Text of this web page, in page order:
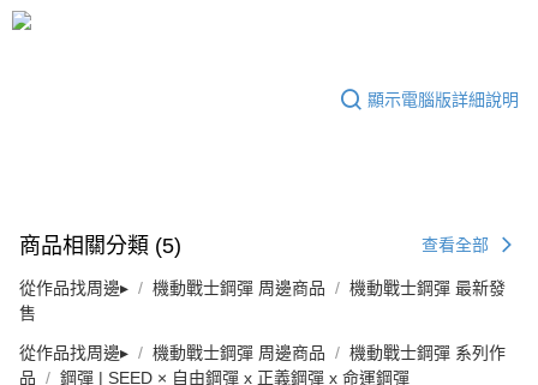
顯示電腦版詳細說明
商品相關分類 (5) 查看全部
從作品找周邊▸ 機動戰士鋼彈 周邊商品
機動戰士鋼彈 最新發
售
從作品找周邊▸ 機動戰士鋼彈 周邊商品
機動戰士鋼彈 系列作
品
鋼彈 | SEED × 自由鋼彈 x 正義鋼彈 x 命運鋼彈